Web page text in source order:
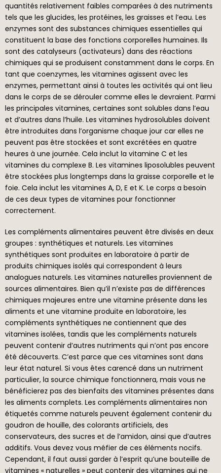
quantités relativement faibles comparées à des nutriments
tels que les glucides, les protéines, les graisses et l’eau. Les
enzymes sont des substances chimiques essentielles qui
constituent la base des fonctions corporelles humaines. Ils
sont des catalyseurs (activateurs) dans des réactions
chimiques qui se produisent constamment dans le corps. En
tant que coenzymes, les vitamines agissent avec les
enzymes, permettant ainsi à toutes les activités qui ont lieu
dans le corps de se dérouler comme elles le devraient. Parmi
les principales vitamines, certaines sont solubles dans l’eau
et d’autres dans l’huile. Les vitamines hydrosolubles doivent
être introduites dans l’organisme chaque jour car elles ne
peuvent pas être stockées et sont excrétées en quatre
heures à une journée. Cela inclut la vitamine C et les
vitamines du complexe B. Les vitamines liposolubles peuvent
être stockées plus longtemps dans la graisse corporelle et le
foie. Cela inclut les vitamines A, D, E et K. Le corps a besoin
de ces deux types de vitamines pour fonctionner
correctement.
Les compléments alimentaires peuvent être divisés en deux
groupes : synthétiques et naturels. Les vitamines
synthétiques sont produites en laboratoire à partir de
produits chimiques isolés qui correspondent à leurs
analogues naturels. Les vitamines naturelles proviennent de
sources alimentaires. Bien qu’il n’existe pas de différences
chimiques majeures entre une vitamine présente dans les
aliments et une vitamine produite en laboratoire, les
compléments synthétiques ne contiennent que des
vitamines isolées, tandis que les compléments naturels
peuvent contenir d’autres nutriments qui n’ont pas encore
été découverts. C’est parce que ces vitamines sont dans
leur état naturel. Si vous êtes carencé dans un nutriment
particulier, la source chimique fonctionnera, mais vous ne
bénéficierez pas des bienfaits des vitamines présentes dans
les aliments complets. Les compléments alimentaires non
étiquetés comme naturels peuvent également contenir du
goudron de houille, des colorants artificiels, des
conservateurs, des sucres et de l’amidon, ainsi que d’autres
additifs. Vous devez vous méfier de ces éléments nocifs.
Cependant, il faut aussi garder à l’esprit qu’une bouteille de
vitamines « naturelles » peut contenir des vitamines qui ne